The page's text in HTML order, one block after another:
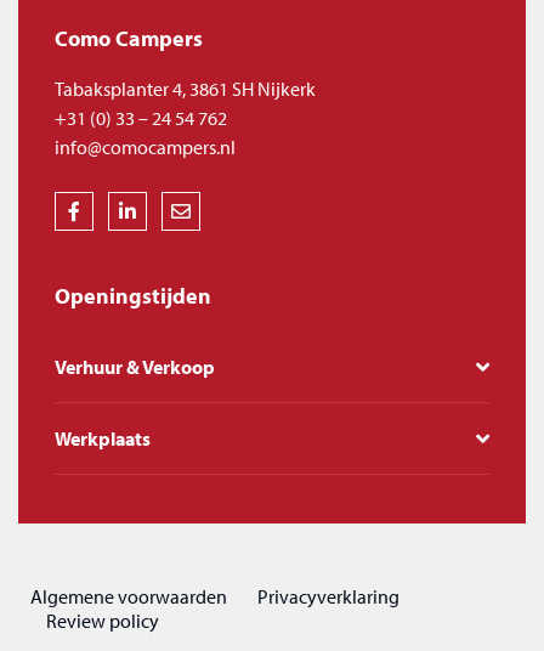
Como Campers
Tabaksplanter 4, 3861 SH Nijkerk
+31 (0) 33 – 24 54 762
info@comocampers.nl
Openingstijden
Verhuur & Verkoop
Werkplaats
Algemene voorwaarden
Privacyverklaring
Review policy